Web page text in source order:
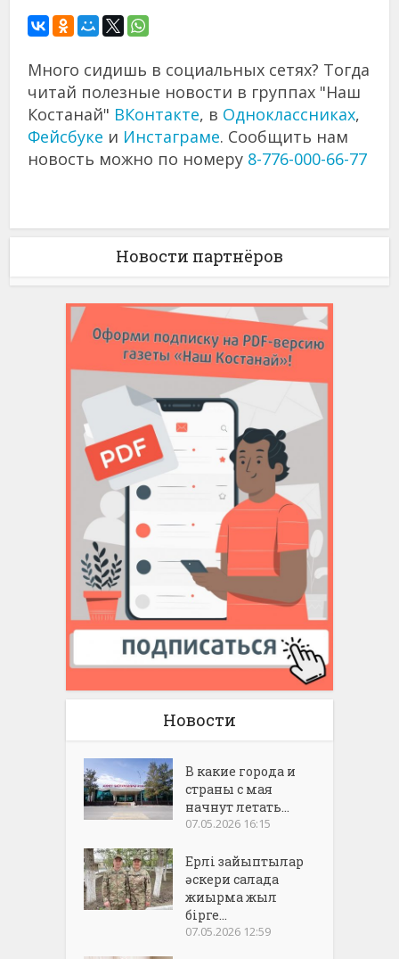
Много сидишь в социальных сетях? Тогда
читай полезные новости в группах "Наш
Костанай" ВКонтакте, в Одноклассниках,
Фейсбуке и Инстаграме. Сообщить нам
новость можно по номеру 8-776-000-66-77
Новости партнёров
Новости
В какие города и
страны с мая
начнут летать...
07.05.2026 16:15
Ерлі зайыптылар
әскери салада
жиырма жыл
бірге...
07.05.2026 12:59